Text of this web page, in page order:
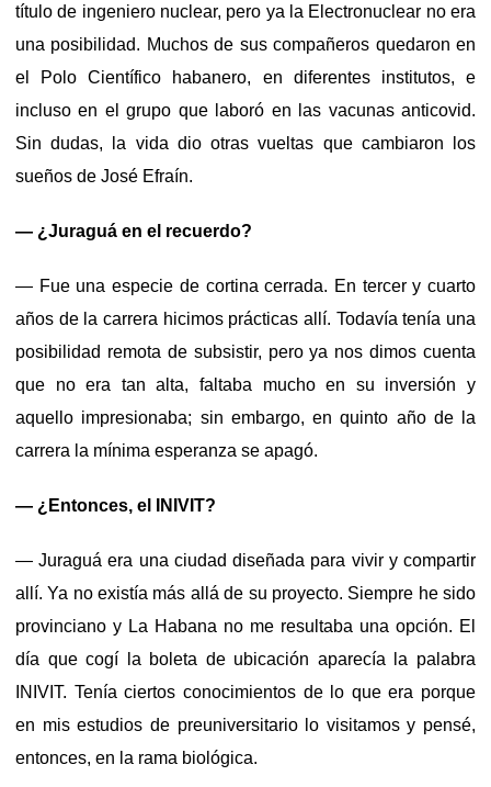
título de ingeniero nuclear, pero ya la Electronuclear no era
una posibilidad. Muchos de sus compañeros quedaron en
el Polo Científico habanero, en diferentes institutos, e
incluso en el grupo que laboró en las vacunas anticovid.
Sin dudas, la vida dio otras vueltas que cambiaron los
sueños de José Efraín.
— ¿Juraguá en el recuerdo?
— Fue una especie de cortina cerrada. En tercer y cuarto
años de la carrera hicimos prácticas allí. Todavía tenía una
posibilidad remota de subsistir, pero ya nos dimos cuenta
que no era tan alta, faltaba mucho en su inversión y
aquello impresionaba; sin embargo, en quinto año de la
carrera la mínima esperanza se apagó.
— ¿Entonces, el INIVIT?
— Juraguá era una ciudad diseñada para vivir y compartir
allí. Ya no existía más allá de su proyecto. Siempre he sido
provinciano y La Habana no me resultaba una opción. El
día que cogí la boleta de ubicación aparecía la palabra
INIVIT. Tenía ciertos conocimientos de lo que era porque
en mis estudios de preuniversitario lo visitamos y pensé,
entonces, en la rama biológica.